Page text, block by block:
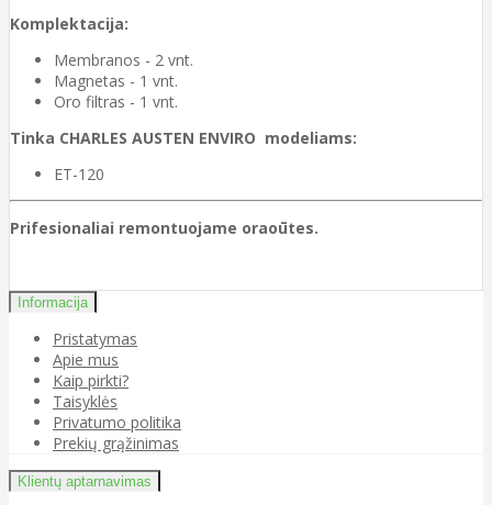
Komplektacija:
Membranos - 2 vnt.
Magnetas - 1 vnt.
Oro filtras - 1 vnt.
Tinka CHARLES AUSTEN ENVIRO modeliams:
ET-120
Prifesionaliai remontuojame oraoūtes.
Informacija
Pristatymas
Apie mus
Kaip pirkti?
Taisyklės
Privatumo politika
Prekių grąžinimas
Klientų aptarnavimas